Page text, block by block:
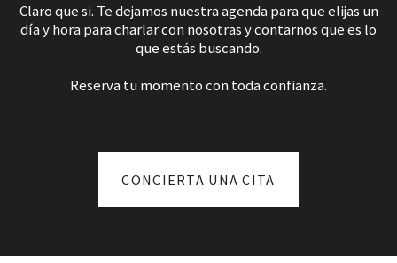
Claro que si. Te dejamos nuestra agenda para que elijas un
día y hora para charlar con nosotras y contarnos que es lo
que estás buscando.
Reserva tu momento con toda confianza.
CONCIERTA UNA CITA